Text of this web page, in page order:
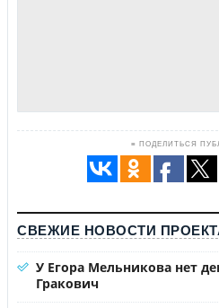
≡ ПОДЕЛИТЬСЯ
СВЕЖИЕ НОВОСТИ
У Егора Мельникова нет
Гракович